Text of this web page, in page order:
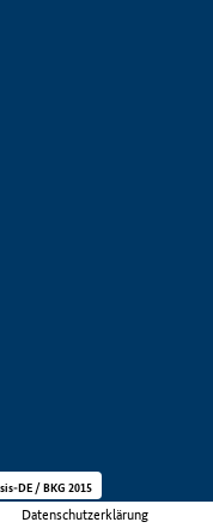
Datenschutzerklärung
DE / BKG 2015